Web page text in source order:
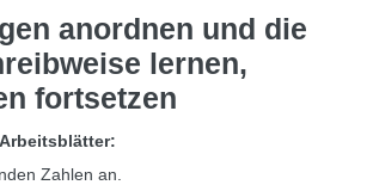
anordnen und die
lernen,
fortsetzen
Zahlen an.